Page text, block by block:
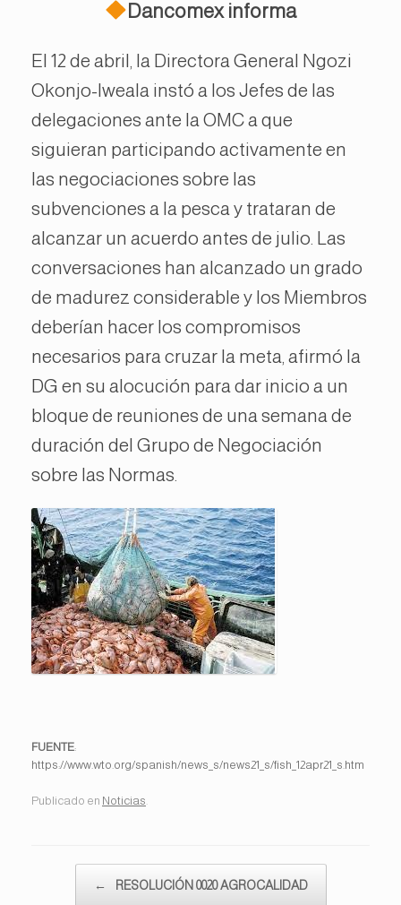
Dancomex informa
El 12 de abril, la Directora General Ngozi
Okonjo-Iweala instó a los Jefes de las
delegaciones ante la OMC a que
siguieran participando activamente en
las negociaciones sobre las
subvenciones a la pesca y trataran de
alcanzar un acuerdo antes de julio. Las
conversaciones han alcanzado un grado
de madurez considerable y los Miembros
deberían hacer los compromisos
necesarios para cruzar la meta, afirmó la
DG en su alocución para dar inicio a un
bloque de reuniones de una semana de
duración del Grupo de Negociación
sobre las Normas.
FUENTE:
https://www.wto.org/spanish/news_s/news21_s/fish_12apr21_s.htm
Publicado en Noticias
← RESOLUCIÓN 0020 AGROCALIDAD